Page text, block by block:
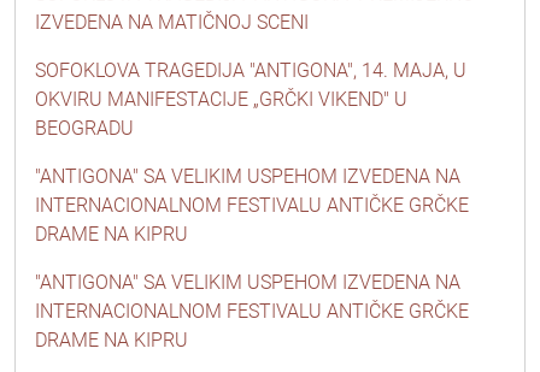
IZVEDENA NA MATIČNOJ SCENI
SOFOKLOVA TRAGEDIJA "ANTIGONA", 14. MAJA, U
OKVIRU MANIFESTACIJE „GRČKI VIKEND" U
BEOGRADU
"ANTIGONA" SA VELIKIM USPEHOM IZVEDENA NA
INTERNACIONALNOM FESTIVALU ANTIČKE GRČKE
DRAME NA KIPRU
"ANTIGONA" SA VELIKIM USPEHOM IZVEDENA NA
INTERNACIONALNOM FESTIVALU ANTIČKE GRČKE
DRAME NA KIPRU